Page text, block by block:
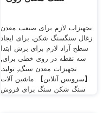
تجهیزات لازم برای صنعت معدن
زغال سنگسنگ شکن. برای ایجاد
سطح آزاد لازم برای برش ابتدا
سه نقطه در روی خطی برای,
تجهیزات معدن سنگ, تولید.
【سرویس آنلاین】 ماشین آلات
سنگ شکن سنگ برای فروش